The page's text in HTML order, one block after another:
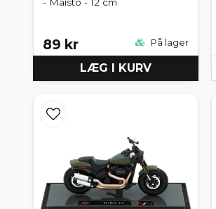
- Maisto - 12 cm
89 kr På lager
LÆG I KURV